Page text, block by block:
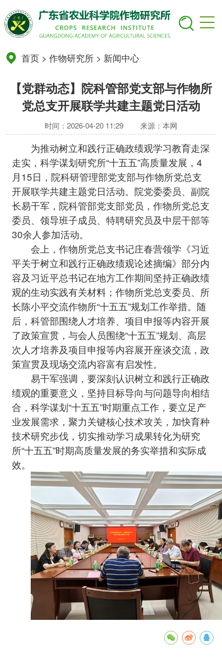
首页 >作物研究所 > 新闻中心
【党群动态】院科管部党支部与作物所
党总支开展联学共建主题党日活动
时间：2026-04-20 11:29 来源：本网
为推动树立和践行正确政绩观学习教育走深
走实，科学谋划研究所“十五五”高质量发展，4
月15日，院科研管理部党支部与作物所党总支
开展联学共建主题党日活动。院党委委员、副院
长易干军，院科管部党支部党员，作物所党总支
委员、领导班子成员、特聘研究员及中层干部等
30余人参加活动。
会上，作物所党总支书记庄春营领学《习近
平关于树立和践行正确政绩观论述摘编》部分内
容及习近平总书记在地方工作期间坚持正确政绩
观的生动实践有关材料；作物所党总支委员、所
长陈小平交流作物所“十五五”规划工作举措。随
后，科管部围绕人才培养、项目申报等内容开展
了政策宣贯，与会人员围绕“十五五”规划、高层
次人才培养及项目申报等内容展开座谈交流，政
策宣贯及现场交流内容富有启发性。
易干军强调，要深刻认识树立和践行正确政
绩观的重要意义，坚持目标导向与问题导向相结
合，科学谋划“十五五”时期重点工作，要立足产
业发展需求，聚力关键核心技术攻关，加快育种
技术研究步伐，切实推动学习成果转化为研究
所“十五五”时期高质量发展的务实举措和实际成
效。